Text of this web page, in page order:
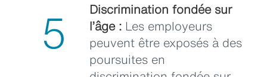
5
Discrimination fondée sur
l’âge : Les employeurs
peuvent être exposés à des
poursuites en